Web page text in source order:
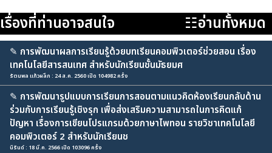
เรื่องที่ท่านอาจสนใจ ☷อ่านทั้งหมด
✎ การพัฒนาผลการเรียนรู้ด้วยบทเรียนคอมพิวเตอร์ช่วยสอน เรื่อง
เทคโนโลยีสารสนเทศ สำหรับนักเรียนชั้นมัธยมศ
รัตนพล แก้วผลึก : 24 ส.ค. 2560 เปิด 104982 ครั้ง
✎ การพัฒนารูปแบบการเรียนการสอนตามแนวคิดห้องเรียนกลับด้าน
ร่วมกับการเรียนรู้เชิงรุก เพื่อส่งเสริมความสามารถในการคิดแก้
ปัญหา เรื่องการเขียนโปรแกรมด้วยภาษาไพทอน รายวิชาเทคโนโลยี
คอมพิวเตอร์ 2 สำหรับนักเรียนช
นิรันด์ : 18 มี.ค. 2566 เปิด 103096 ครั้ง